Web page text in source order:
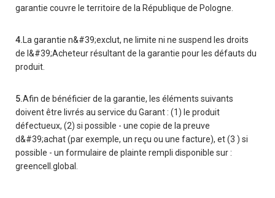
garantie couvre le territoire de la République de Pologne.
4. La garantie n&#39;exclut, ne limite ni ne suspend les droits
de l&#39;Acheteur résultant de la garantie pour les défauts du
produit.
5.Afin de bénéficier de la garantie, les éléments suivants
doivent être livrés au service du Garant : (1) le produit
défectueux, (2) si possible - une copie de la preuve
d&#39;achat (par exemple, un reçu ou une facture), et (3 ) si
possible - un formulaire de plainte rempli disponible sur :
greencell.global.